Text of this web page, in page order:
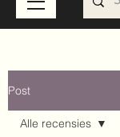
Post
Alle recensies